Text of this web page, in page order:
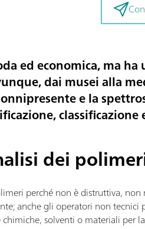
ed economica, ma
dai musei alla
e la
classificazione
dei
perché non è distruttiva,
anche gli operatori non tecnici
solventi o materiali per